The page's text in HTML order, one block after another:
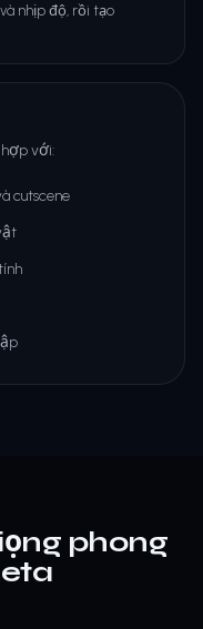
nhịp độ, rồi tạo
với:
cutscene
phong